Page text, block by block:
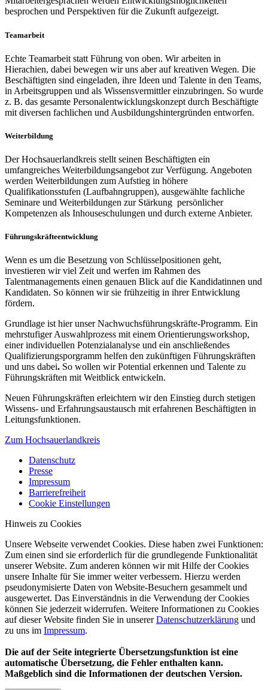
besprochen und Perspektiven für die Zukunft aufgezeigt.
Teamarbeit
Echte Teamarbeit statt Führung von oben. Wir arbeiten in
Hierachien, dabei bewegen wir uns aber auf kreativen Wegen. Die
Beschäftigten sind eingeladen, ihre Ideen und Talente in den Teams,
in Arbeitsgruppen und als Wissensvermittler einzubringen. So wurde
z. B. das gesamte Personalentwicklungskonzept durch Beschäftigte
mit diversen fachlichen und Ausbildungshintergründen entworfen.
Weiterbildung
Der Hochsauerlandkreis stellt seinen Beschäftigten ein
umfangreiches Weiterbildungsangebot zur Verfügung. Angeboten
werden Weiterbildungen zum Aufstieg in höhere
Qualifikationsstufen (Laufbahngruppen), ausgewählte fachliche
Seminare und Weiterbildungen zur Stärkung persönlicher
Kompetenzen als Inhouseschulungen und durch externe Anbieter.
Führungskräfteentwicklung
Wenn es um die Besetzung von Schlüsselpositionen geht,
investieren wir viel Zeit und werfen im Rahmen des
Talentmanagements einen genauen Blick auf die Kandidatinnen und
Kandidaten. So können wir sie frühzeitig in ihrer Entwicklung
fördern.
Grundlage ist hier unser Nachwuchsführungskräfte-Programm. Ein
mehrstufiger Auswahlprozess mit einem Orientierungsworkshop,
einer individuellen Potenzialanalyse und ein anschließendes
Qualifizierungsporgramm helfen den zukünftigen Führungskräften
und uns dabei. So wollen wir Potential erkennen und Talente zu
Führungskräften mit Weitblick entwickeln.
Neuen Führungskräften erleichtern wir den Einstieg durch stetigen
Wissens- und Erfahrungsaustausch mit erfahrenen Beschäftigten in
Leitungsfunktionen.
Zum Hochsauerlandkreis
Datenschutz
Presse
Impressum
Barrierefreiheit
Cookie Einstellungen
Hinweis zu Cookies
Unsere Webseite verwendet Cookies. Diese haben zwei Funktionen:
Zum einen sind sie erforderlich für die grundlegende Funktionalität
unserer Website. Zum anderen können wir mit Hilfe der Cookies
unsere Inhalte für Sie immer weiter verbessern. Hierzu werden
pseudonymisierte Daten von Website-Besuchern gesammelt und
ausgewertet. Das Einverständnis in die Verwendung der Cookies
können Sie jederzeit widerrufen. Weitere Informationen zu Cookies
auf dieser Website finden Sie in unsererDatenschutzerklärung und
zu uns im Impressum.
Die auf der Seite integrierte Übersetzungsfunktion ist eine
automatische Übersetzung, die Fehler enthalten kann.
Maßgeblich sind die Informationen der deutschen Version.